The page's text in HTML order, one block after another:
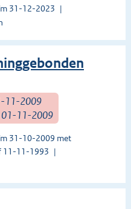
31-12-2023
11-2009
01-11-2009
31-10-2009 met
11-11-1993